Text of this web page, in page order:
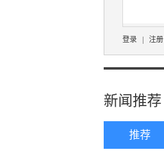
登录 注册
新闻推荐
推荐